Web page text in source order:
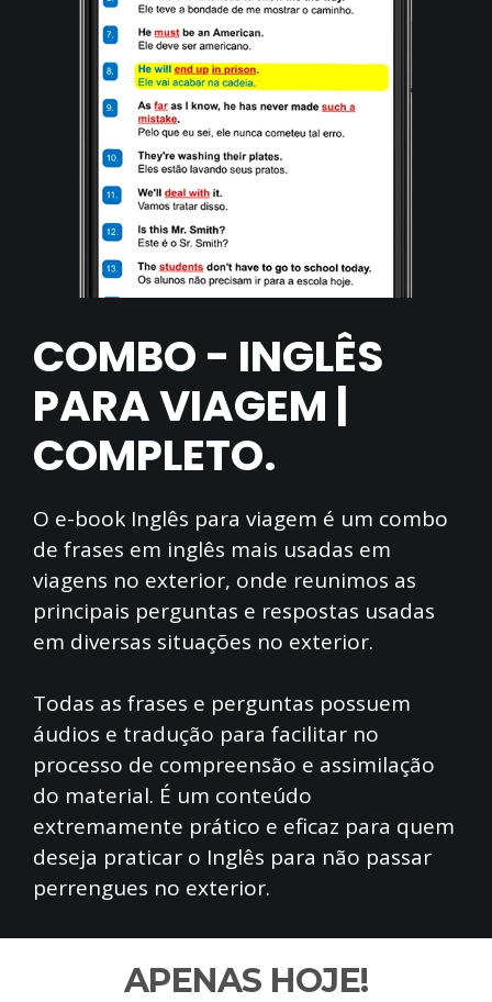
COMBO - INGLÊS
PARA VIAGEM |
COMPLETO.
O e-book Inglês para viagem é um combo
de frases em inglês mais usadas em
viagens no exterior, onde reunimos as
principais perguntas e respostas usadas
em diversas situações no exterior.
Todas as frases e perguntas possuem
áudios e tradução para facilitar no
processo de compreensão e assimilação
do material. É um conteúdo
extremamente prático e eficaz para quem
deseja praticar o Inglês para não passar
perrengues no exterior.
APENAS HOJE!